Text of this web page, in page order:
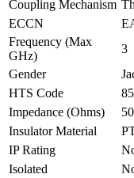
Coupling Mechanism
ECCN
Frequency (Max
GHz)
3
Gender
HTS Code
Impedance (Ohms)
50
Insulator Material
IP Rating
Isolated